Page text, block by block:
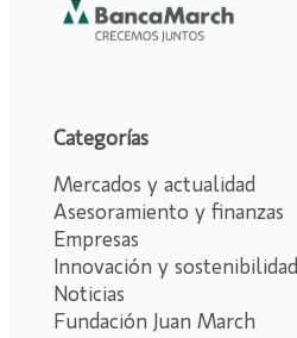
Categorías
Mercados y actualidad
Asesoramiento y finanzas
Empresas
Innovación y sostenibilidad
Noticias
Fundación Juan March